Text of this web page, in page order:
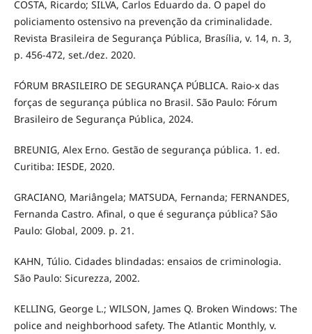
COSTA, Ricardo; SILVA, Carlos Eduardo da. O papel do
policiamento ostensivo na prevenção da criminalidade.
Revista Brasileira de Segurança Pública, Brasília, v. 14, n. 3,
p. 456-472, set./dez. 2020.
FÓRUM BRASILEIRO DE SEGURANÇA PÚBLICA. Raio-x das
forças de segurança pública no Brasil. São Paulo: Fórum
Brasileiro de Segurança Pública, 2024.
BREUNIG, Alex Erno. Gestão de segurança pública. 1. ed.
Curitiba: IESDE, 2020.
GRACIANO, Mariângela; MATSUDA, Fernanda; FERNANDES,
Fernanda Castro. Afinal, o que é segurança pública? São
Paulo: Global, 2009. p. 21.
KAHN, Túlio. Cidades blindadas: ensaios de criminologia.
São Paulo: Sicurezza, 2002.
KELLING, George L.; WILSON, James Q. Broken Windows: The
police and neighborhood safety. The Atlantic Monthly, v.